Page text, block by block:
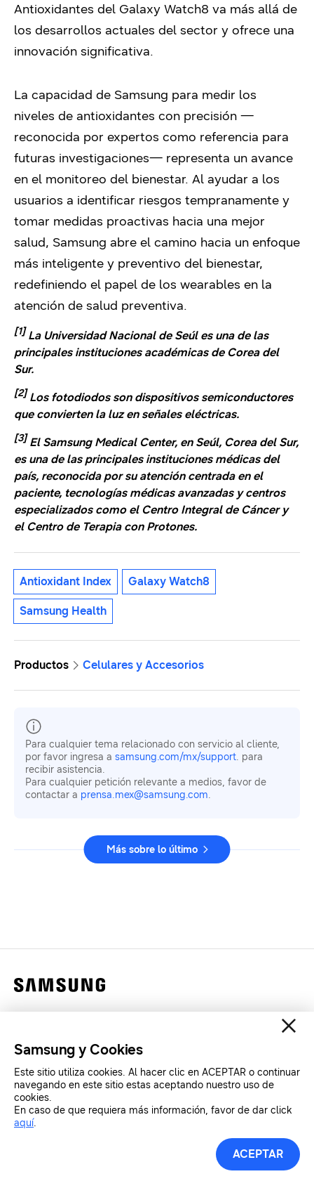
Antioxidantes del Galaxy Watch8 va más allá de
los desarrollos actuales del sector y ofrece una
innovación significativa.
La capacidad de Samsung para medir los
niveles de antioxidantes con precisión —
reconocida por expertos como referencia para
futuras investigaciones— representa un avance
en el monitoreo del bienestar. Al ayudar a los
usuarios a identificar riesgos tempranamente y
tomar medidas proactivas hacia una mejor
salud, Samsung abre el camino hacia un enfoque
más inteligente y preventivo del bienestar,
redefiniendo el papel de los wearables en la
atención de salud preventiva.
[1]La Universidad Nacional de Seúl es una de las
principales instituciones académicas de Corea del
Sur.
[2]Los fotodiodos son dispositivos semiconductores
que convierten la luz en señales eléctricas.
[3]El Samsung Medical Center, en Seúl, Corea del Sur,
es una de las principales instituciones médicas del
país, reconocida por su atención centrada en el
paciente, tecnologías médicas avanzadas y centros
especializados como el Centro Integral de Cáncer y
el Centro de Terapia con Protones.
Antioxidant Index Galaxy Watch8
Samsung Health
Productos Celulares y Accesorios
Para cualquier tema relacionado con servicio al cliente,
por favor ingresa a samsung.com/mx/support. para
recibir asistencia.
Para cualquier petición relevante a medios, favor de
contactar a prensa.mex@samsung.com.
Más sobre lo último
Legales
SAMSUNG.COM
Copyright© SAMSUNG All Rights Reserved.
Samsung y Cookies
Este sitio utiliza cookies. Al hacer clic en ACEPTAR o continuar
navegando en este sitio estas aceptando nuestro uso de
cookies.
En caso de que requiera más información, favor de dar click
aquí.
ACEPTAR